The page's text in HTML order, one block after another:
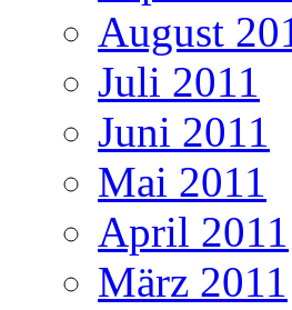
August
Juli 2011
Juni 2011
Mai 2011
April 2011
März 2011